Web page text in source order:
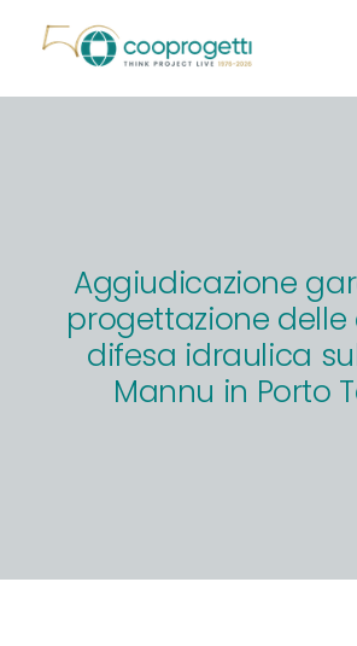
contenuto
Aggiudicazione
progettazione delle
difesa idraulica
Mannu in Porto